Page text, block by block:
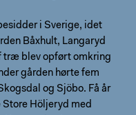
i Sverige, idet
Båxhult, Langaryd
træ blev opført omkring
gården hørte fem
og Sjöbo. Få år
Store Höljeryd med